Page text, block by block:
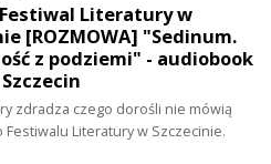
Literatury w
[ROZMOWA] "Sedinum.
z podziemi" - audiobook
zdradza czego dorośli nie mówią
Festiwalu Literatury w Szczecinie.